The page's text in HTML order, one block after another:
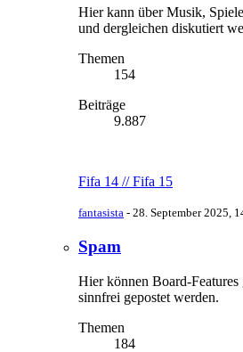
Hier kann über Musik,
und dergleichen diskutiert
Themen
154
Beiträge
9.887
Fifa 14 // Fifa 15
fantasista - 28. September 2025,
Spam
Hier können Board-Features
sinnfrei gepostet werden.
Themen
184